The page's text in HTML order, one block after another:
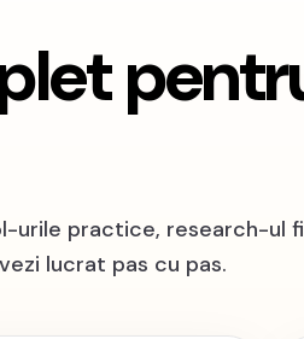
urile practice, research-ul
lucrat pas cu pas.